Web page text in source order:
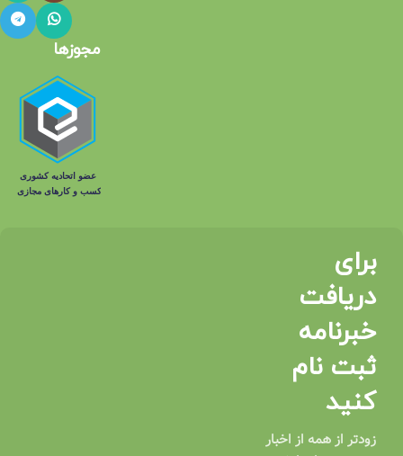
آجیل ۴ مغز: این آجیل ترکیبی از مغز های گردو، بادام،
پسته و فندق است که تمامی خواص تغذیه‌ ای این مغز ها
را در خود جای داده و گزینه‌ ای مناسب برای افزایش انرژی
بادام زمینی: این خشکبار غنی از پروتئین، فیبر، ویتامین E و
مواد معدنی است و به تقویت عضلات، کاهش وزن و
ماکادمیا: این خشکبار گران‌ قیمت و خوشمزه سرشار از
چربی‌ های سالم، پروتئین و فیبر است که به تقویت
سلامت قلب و کاهش التهاب بدن کمک می‌ کند.
است که برای بهبود عملکرد مغز و تقویت سیستم ایمنی
مجوزها
برای
دریافت
خبرنامه
ثبت نام
کنید
زودتر از همه از اخبار